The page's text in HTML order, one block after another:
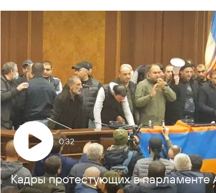
Кадры протестующих в парламенте
0:32